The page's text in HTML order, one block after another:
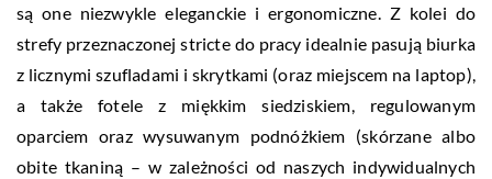
są one niezwykle eleganckie i ergonomiczne. Z kolei do
strefy przeznaczonej stricte do pracy idealnie pasują biurka
z licznymi szufladami i skrytkami (oraz miejscem na laptop),
a także fotele z miękkim siedziskiem, regulowanym
oparciem oraz wysuwanym podnóżkiem (skórzane albo
obite tkaniną – w zależności od naszych indywidualnych